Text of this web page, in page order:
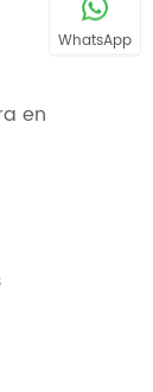
en
WhatsApp